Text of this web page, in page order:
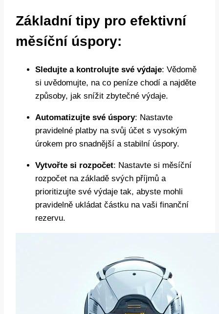
Základní tipy pro efektivní
měsíční úspory:
Sledujte a kontrolujte své výdaje: Vědomě
si uvědomujte, na co peníze chodí a najděte
způsoby, jak snížit zbytečné výdaje.
Automatizujte své úspory: Nastavte
pravidelné platby na svůj účet s vysokým
úrokem pro snadnější a stabilní úspory.
Vytvořte si rozpočet: Nastavte si měsíční
rozpočet na základě svých příjmů a
prioritizujte své výdaje tak, abyste mohli
pravidelně ukládat částku na vaši finanční
rezervu.